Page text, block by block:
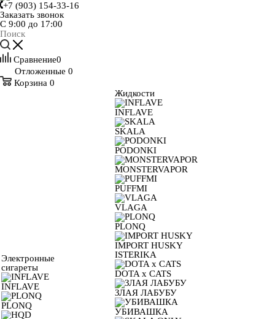
+7 (903) 154-33-16
Заказать звонок
С 9:00 до 17:00
Сравнение0
Отложенные 0
Корзина 0
Электронные
сигареты
INFLAVE
PLONQ
Жидкости
INFLAVE
SKALA
PODONKI
MONSTERVAPOR
PUFFMI
VLAGA
PLONQ
IMPORT HUSKY
ISTERIKA
DOTA x CATS
ЗЛАЯ ЛАБУБУ
УБИВАШКА